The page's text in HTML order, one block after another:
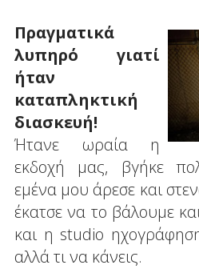
Πραγματικά
λυπηρό γιατί
ήταν
καταπληκτική
διασκευή!
Ήτανε ωραία η
εκδοχή μας, βγήκε
εμένα μου άρεσε και
έκατσε να το βάλουμε
και η studio
αλλά τι να κάνεις.